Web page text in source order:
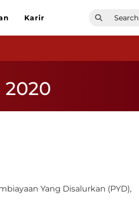
Karir
Yang Disalurkan (PYD),